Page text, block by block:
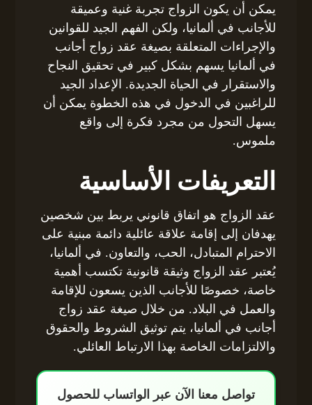
يمكن أن يكون الزواج تجربة غنية وعميقة
للأجانب في ألمانيا، ولكن الفهم الجيد للقوانين
والإجراءات المتعلقة بصيغة عقد زواج أجانب
في ألمانيا يسهم بشكل كبير في تحقيق النجاح
والاستقرار في الحياة الجديدة. الإعداد الجيد
للراغبين في الدخول في هذه الخطوة يمكن أن
يسهل التحول من مجرد فكرة إلى واقع
ملموس.
التعريفات الأساسية
عقد الزواج هو اتفاق قانوني يربط بين شخصين
يهدفان إلى إقامة علاقة عائلية دائمة مبنية على
الاحترام المتبادل، الحب، والتعاون. في ألمانيا،
يُعتبر عقد الزواج وثيقة قانونية تكتسب أهمية
خاصة، خصوصًا للأجانب الذين يسعون للإقامة
والعمل في البلاد. من خلال صيغة عقد زواج
أجانب في ألمانيا، يتم توثيق الشروط والحقوق
والالتزامات الخاصة بهذا الارتباط العائلي.
تواصل معنا الآن عبر الواتساب للحصول